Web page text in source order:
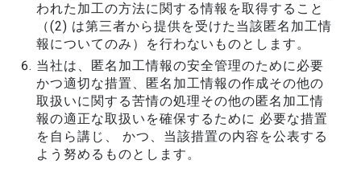
われた加工の方法に関する情報を取得すること
（(2) は第三者から提供を受けた当該匿名加工情
報についてのみ）を行わないものとします。
当社は、匿名加工情報の安全管理のために必要
かつ適切な措置、匿名加工情報の作成その他の
取扱いに関する苦情の処理その他の匿名加工情
報の適正な取扱いを確保するために 必要な措置
を自ら講じ、 かつ、当該措置の内容を公表する
よう努めるものとします。